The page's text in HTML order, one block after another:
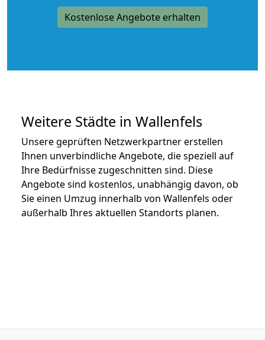
Kostenlose Angebote erhalten
Weitere Städte in Wallenfels
Unsere geprüften Netzwerkpartner erstellen
Ihnen unverbindliche Angebote, die speziell auf
Ihre Bedürfnisse zugeschnitten sind. Diese
Angebote sind kostenlos, unabhängig davon, ob
Sie einen Umzug innerhalb von Wallenfels oder
außerhalb Ihres aktuellen Standorts planen.